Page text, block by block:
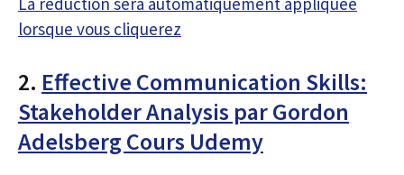
lorsque vous cliquerez
2. Effective Communication Skills:
Stakeholder Analysis par Gordon
Adelsberg Cours Udemy